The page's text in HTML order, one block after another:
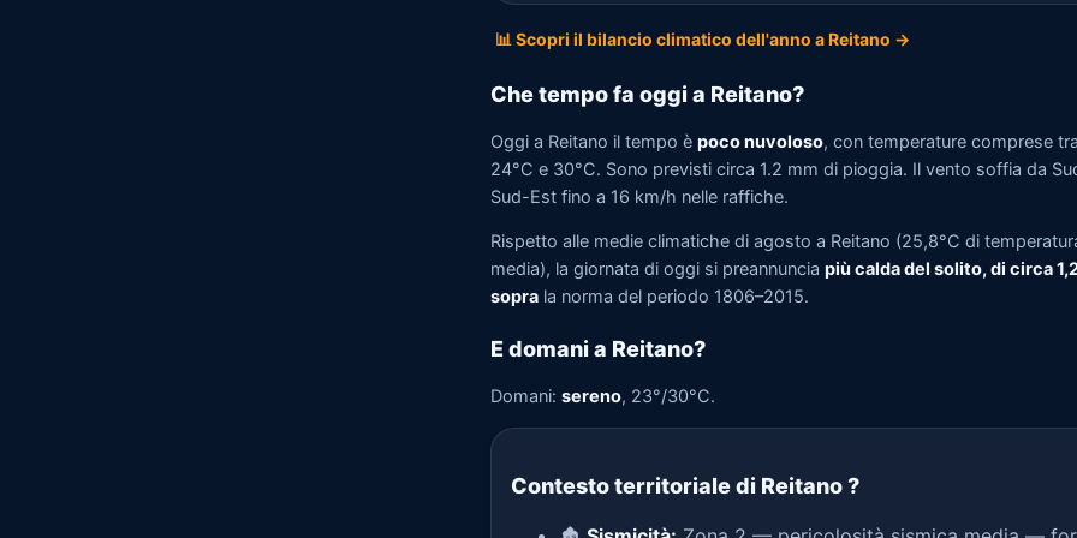
📊 Scopri il bilancio climatico dell'anno a Reitano →
Che tempo fa oggi a Reitano?
Oggi a Reitano il tempo è poco nuvoloso, con temperature comprese tra
24°C e 30°C. Sono previsti circa 1.2 mm di pioggia. Il vento soffia da
Sud-Est fino a 16 km/h nelle raffiche.
Rispetto alle medie climatiche di agosto a Reitano (25,8°C di
media), la giornata di oggi si preannuncia più calda del solito, di circa
sopra la norma del periodo 1806–2015.
E domani a Reitano?
Domani: sereno, 23°/30°C.
Contesto territoriale di Reitano?